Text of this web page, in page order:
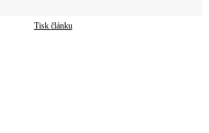
Tisk článku